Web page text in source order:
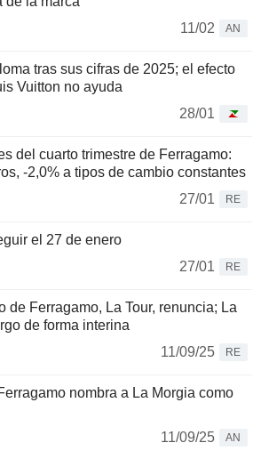
11/02
AN
tras sus cifras de 2025; el efecto
Vuitton no ayuda
28/01
del cuarto trimestre de Ferragamo:
-2,0% a tipos de cambio constantes
27/01
RE
el 27 de enero
27/01
RE
de Ferragamo, La Tour, renuncia; La
de forma interina
11/09/25
RE
nombra a La Morgia como
11/09/25
AN